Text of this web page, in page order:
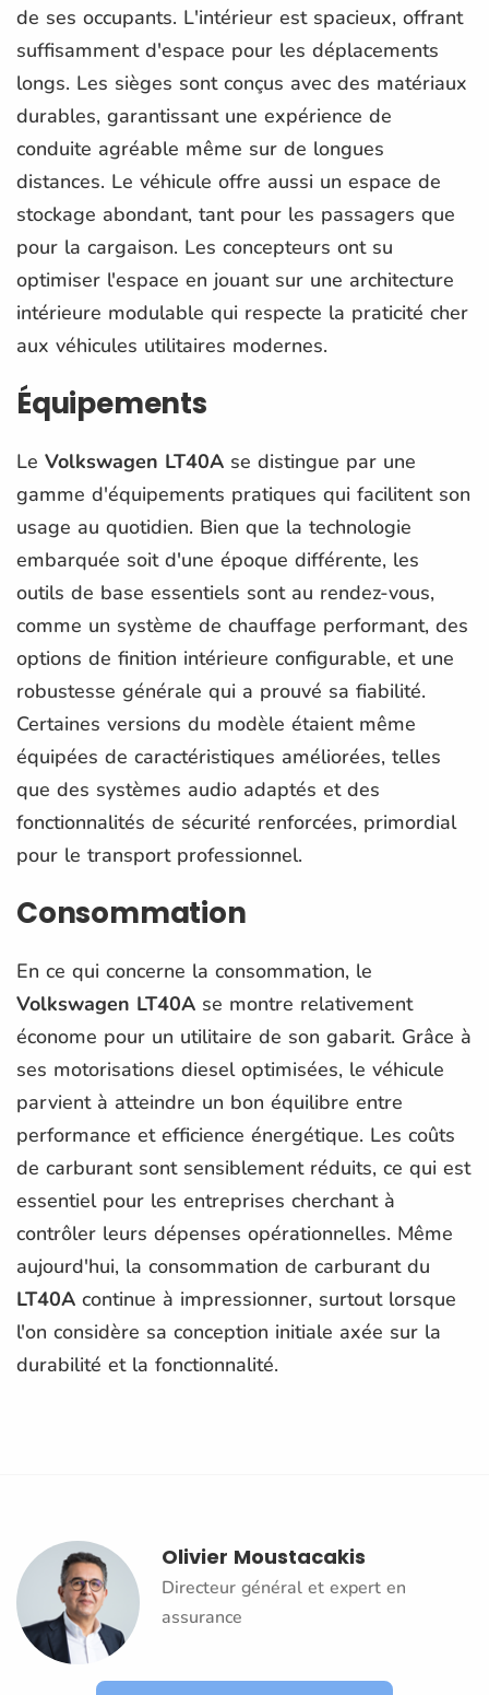
de ses occupants. L'intérieur est spacieux, offrant
suffisamment d'espace pour les déplacements
longs. Les sièges sont conçus avec des matériaux
durables, garantissant une expérience de
conduite agréable même sur de longues
distances. Le véhicule offre aussi un espace de
stockage abondant, tant pour les passagers que
pour la cargaison. Les concepteurs ont su
optimiser l'espace en jouant sur une architecture
intérieure modulable qui respecte la praticité cher
aux véhicules utilitaires modernes.
Équipements
Le Volkswagen LT40A se distingue par une
gamme d'équipements pratiques qui facilitent son
usage au quotidien. Bien que la technologie
embarquée soit d'une époque différente, les
outils de base essentiels sont au rendez-vous,
comme un système de chauffage performant, des
options de finition intérieure configurable, et une
robustesse générale qui a prouvé sa fiabilité.
Certaines versions du modèle étaient même
équipées de caractéristiques améliorées, telles
que des systèmes audio adaptés et des
fonctionnalités de sécurité renforcées, primordial
pour le transport professionnel.
Consommation
En ce qui concerne la consommation, le
Volkswagen LT40A se montre relativement
économe pour un utilitaire de son gabarit. Grâce à
ses motorisations diesel optimisées, le véhicule
parvient à atteindre un bon équilibre entre
performance et efficience énergétique. Les coûts
de carburant sont sensiblement réduits, ce qui est
essentiel pour les entreprises cherchant à
contrôler leurs dépenses opérationnelles. Même
aujourd'hui, la consommation de carburant du
LT40A continue à impressionner, surtout lorsque
l'on considère sa conception initiale axée sur la
durabilité et la fonctionnalité.
Olivier Moustacakis
Directeur général et expert en
assurance